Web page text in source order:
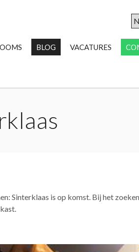
BLOG VACATURES
Sinterklaas is op komst. Bij het